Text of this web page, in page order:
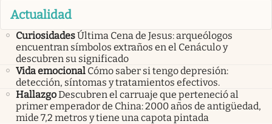
Actualidad
CuriosidadesÚltima Cena de Jesus: arqueólogos
encuentran símbolos extraños en el Cenáculo y
descubren su significado
Vida emocional Cómo saber si tengo depresión:
detección, síntomas y tratamientos efectivos.
HallazgoDescubren el carruaje que perteneció al
primer emperador de China: 2000 años de antigüedad,
mide 7,2 metros y tiene una capota pintada